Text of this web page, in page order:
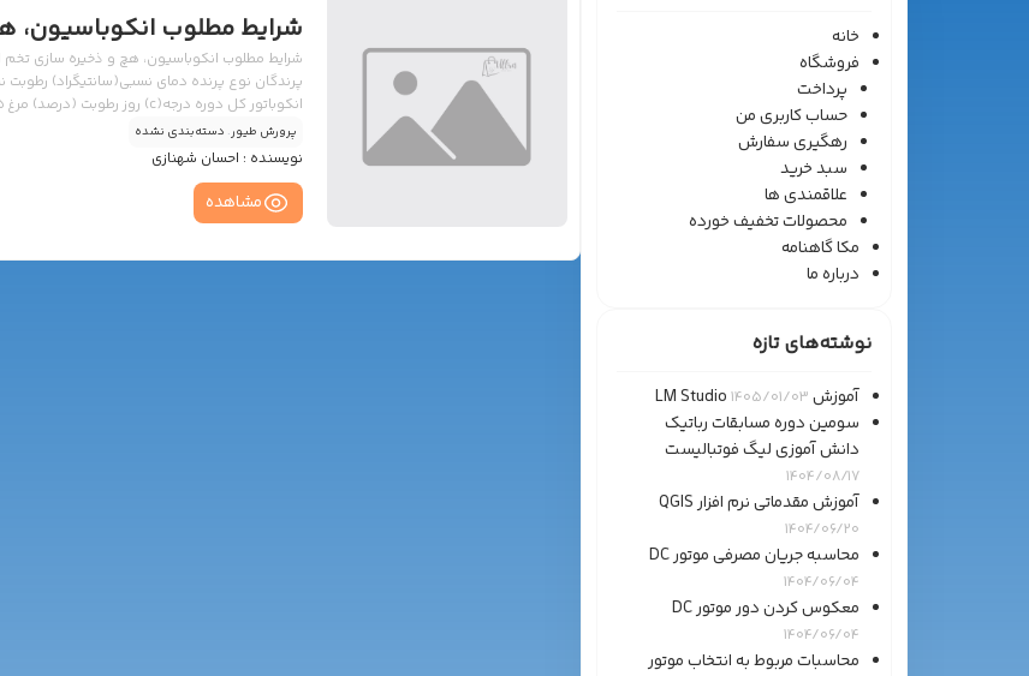
خانه
فروشگاه
پرداخت
حساب کاربری من
رهگیری سفارش
سبد خرید
علاقمندی ها
محصولات تخفیف خورده
مکا گاهنامه
درباره ما
نوشته‌های تازه
آموزش LM Studio 1405/01/03
سومین دوره مسابقات رباتیک
دانش آموزی لیگ فوتبالیست
1404/08/17
آموزش مقدماتی نرم افزار QGIS
1404/06/20
محاسبه جریان مصرفی موتور DC
1404/06/04
معکوس کردن دور موتور DC
1404/06/04
محاسبات مربوط به انتخاب موتور
شرایط مطلوب انکوباسیون،
شرایط مطلوب انکوباسیون، هچ و ذخیره سازی تخم
پرندگان نوع پرنده دمای نسبی(سانتیگراد) رطوبت
— […]
پرورش طیور. دسته‌بندی نشده
نویسنده : احسان شهنازی
مشاهده